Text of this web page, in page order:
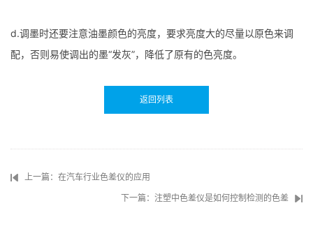
d.调墨时还要注意油墨颜色的亮度，要求亮度大的尽量以原色来调
配，否则易使调出的墨“发灰”，降低了原有的色亮度。
返回列表
上一篇：在汽车行业色差仪的应用
下一篇：注塑中色差仪是如何控制检测的色差